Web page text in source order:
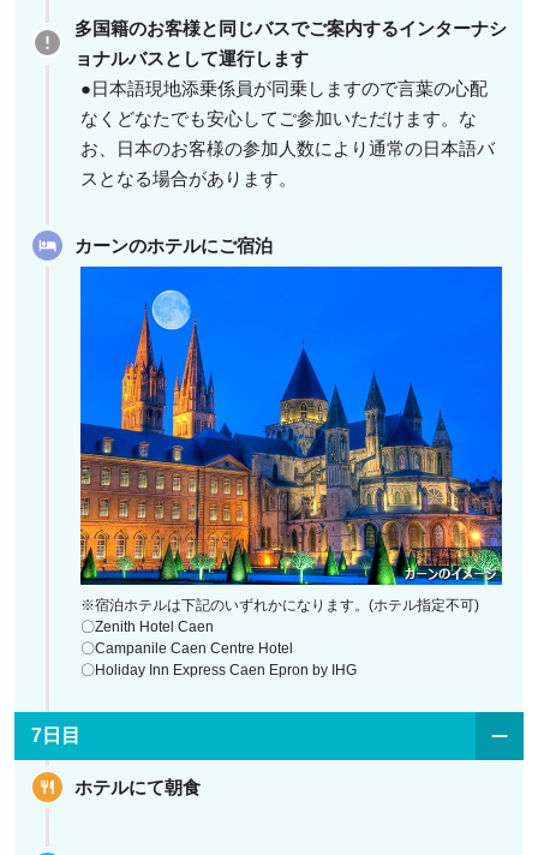
多国籍のお客様と同じバスでご案内するインターナシ
ョナルバスとして運行します
●日本語現地添乗係員が同乗しますので言葉の心配
なくどなたでも安心してご参加いただけます。な
お、日本のお客様の参加人数により通常の日本語バ
スとなる場合があります。
カーンのホテルにご宿泊
※宿泊ホテルは下記のいずれかになります。(ホテル指定不可)
〇Zenith Hotel Caen
〇Campanile Caen Centre Hotel
〇Holiday Inn Express Caen Epron by IHG
7日目
ホテルにて朝食